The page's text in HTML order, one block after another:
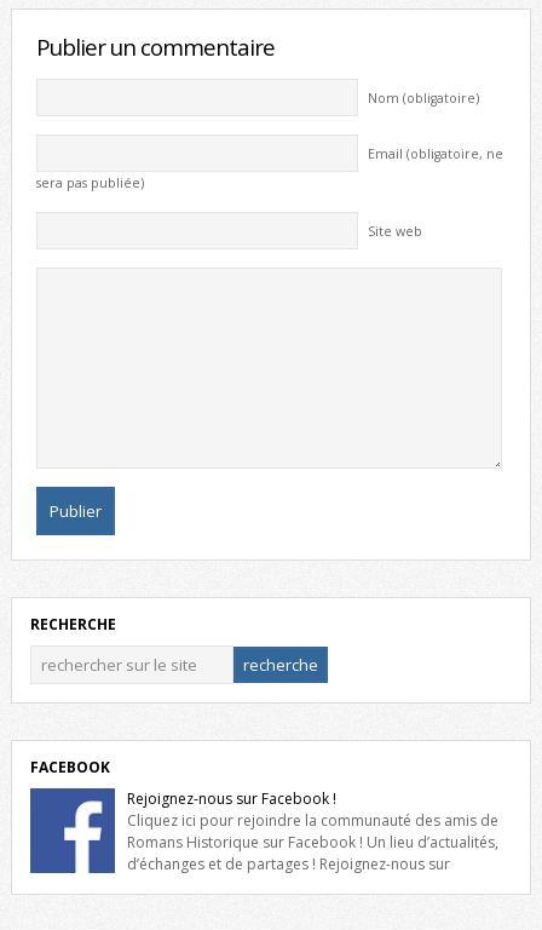
Publier un commentaire
Nom (obligatoire)
Email (obligatoire, ne
sera pas publiée)
Site web
RECHERCHE
FACEBOOK
Rejoignez-nous sur Facebook !
Cliquez ici pour rejoindre la communauté des amis de
Romans Historique sur Facebook ! Un lieu d’actualités,
d’échanges et de partages ! Rejoignez-nous sur